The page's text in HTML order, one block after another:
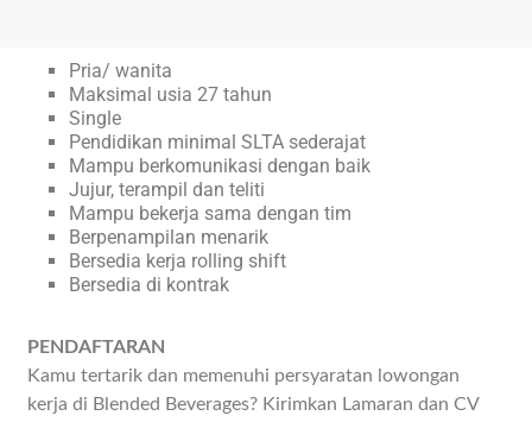
Pria/ wanita
Maksimal usia 27 tahun
Single
Pendidikan minimal SLTA sederajat
Mampu berkomunikasi dengan baik
Jujur, terampil dan teliti
Mampu bekerja sama dengan tim
Berpenampilan menarik
Bersedia kerja rolling shift
Bersedia di kontrak
PENDAFTARAN
Kamu tertarik dan memenuhi persyaratan lowongan
kerja di Blended Beverages? Kirimkan Lamaran dan CV